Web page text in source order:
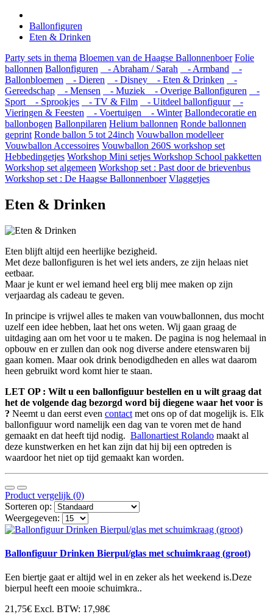
Ballonfiguren
Eten & Drinken
Party sets in thema Bloemen van de Haagse Ballonnenboer Folie
ballonnen Ballonfiguren - Abraham / Sarah - Armband
-
Ballonbloemen
- Dieren - Disney - Eten & Drinken
-
Gereedschap
- Mensen - Muziek - Overige Ballonfiguren
-
Sport
- Sprookjes - TV & Film - Uitdeel ballonfiguur
-
Vieringen & Feesten
- Voertuigen - Winter Ballondecoratie en
ballonbogen Ballonpilaren Helium ballonnen Ronde ballonnen
geprint Ronde ballon 5 tot 24inch Vouwballon modelleer
Vouwballon Accessoires Vouwballon 260S workshop set
Hebbedingetjes Workshop Mini setjes Workshop School pakketten
Workshop set algemeen Workshop set : Past door de brievenbus
Workshop set : De Haagse Ballonnenboer Vlaggetjes
Eten & Drinken
Eten blijft altijd een heerlijke bezigheid.
Met deze ballonfiguren is het wel iets anders, ze zijn helaas niet
eetbaar.
Maar je kunt er wel iemand heel erg blij mee maken op zijn
verjaardag als cadeau te geven.
In principe is vrijwel alles te maken van vouwballonnen, dus mocht
uzelf een idee hebben, laat het ons weten. Wij gaan graag de
uitdaging aan om het voor u te maken. De pagina is nog helemaal in
opbouw en er zullen dan ook nog diverse andere etenswaren bij
gaan komen. Maar ook drink benodigdheden en alles wat daarom
heen gebruikt word komt hier te staan.
LET OP : Wilt u een ballonfiguur bestellen en u wilt graag dat
het de volgende dag bezorgd word bij diegene waar het voor is
? Neemt u dan eerst even contact met ons op of dat mogelijk is. Elk
ballonfiguur word namelijk een dag van te voren met de hand
gemaakt en dat heeft tijd nodig. Ballonartiest Rolando maakt al
deze kunstwerken en het kan zijn dat hij bij een optreden is
waardoor het niet op tijd gemaakt kan worden.
Product vergelijk (0)
Sorteren op:
Weergegeven:
Ballonfiguur Drinken Bierpul/glas met schuimkraag (groot)
Een biertje gaat er altijd wel in en zeker als het weekend is.Deze
bierpul heeft een mooie schuimkra..
21,75€ Excl. BTW: 17,98€